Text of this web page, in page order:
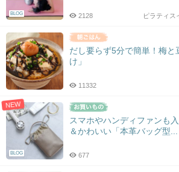
BLOG ピラティス
2128
だし要らず5分で簡単！梅
け」
11332
NEW
BLOG
スマホやハンディファンも
＆かわいい「本革バッグ型...
677